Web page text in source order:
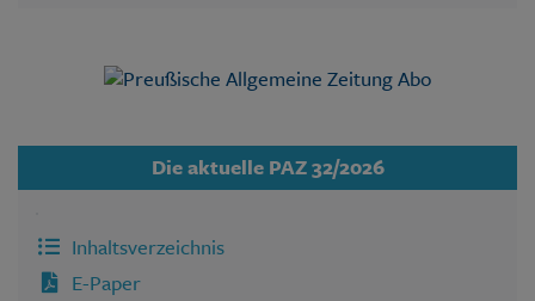
Die aktuelle PAZ 32/2026
Inhaltsverzeichnis
E-Paper